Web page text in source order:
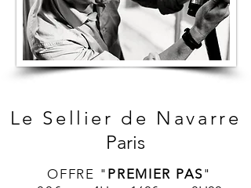
Le Sellier de Navarre
Paris
OFFRE " PREMIER PAS"